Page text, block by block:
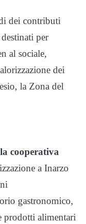
dei contributi
per
al sociale,
dei
la Zona del
cooperativa
a Inarzo
gastronomico,
prodotti alimentari